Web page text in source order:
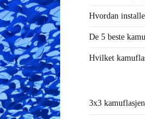
Hvordan
De 5 beste
Hvilket
3x3